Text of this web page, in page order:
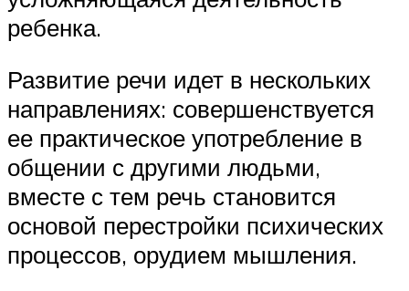
ребенка.
Развитие речи идет в нескольких
направлениях: совершенствуется
ее практическое употребление в
общении с другими людьми,
вместе с тем речь становится
основой перестройки психических
процессов, орудием мышления.